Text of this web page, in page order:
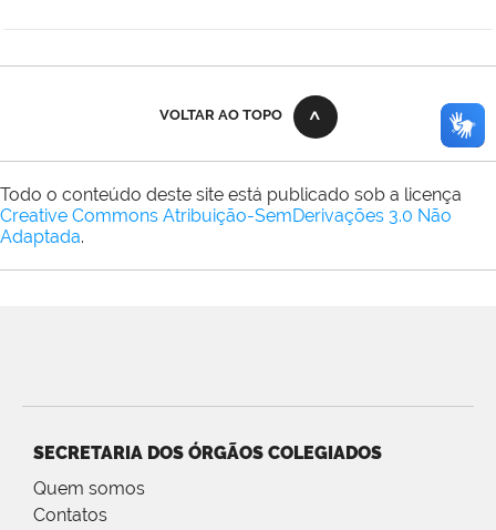
Oliveira
VOLTAR AO TOPO
Todo o conteúdo deste site está publicado sob a licença
Creative Commons Atribuição-SemDerivações 3.0 Não
Adaptada.
SECRETARIA DOS ÓRGÃOS COLEGIADOS
Quem somos
Contatos